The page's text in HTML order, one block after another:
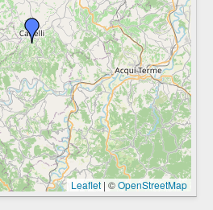
Leaflet | ©OpenStreetMap